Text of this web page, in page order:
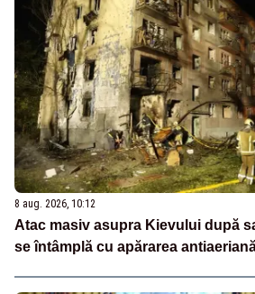
8 aug. 2026, 10:12
Atac masiv asupra Kievului după
se întâmplă cu apărarea